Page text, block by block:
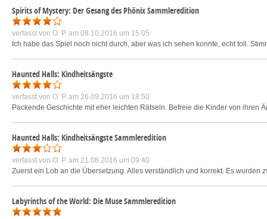
Spirits of Mystery: Der Gesang des Phönix Sammleredition
verfasst von O. P. am 08.10.2016 um 15:05
Ich habe das Spiel noch nicht durch, aber was ich sehen konnte, echt toll.
Haunted Halls: Kindheitsängste
verfasst von O. P. am 26.09.2016 um 18:50
Packende Geschichte mit eher leichten Rätseln. Befreie die Kinder von ihren
Haunted Halls: Kindheitsängste Sammleredition
verfasst von O. P. am 21.08.2016 um 09:40
Zuerst ein Lob an die Übersetzung. Alles verständlich und korrekt. Es
Labyrinths of the World: Die Muse Sammleredition